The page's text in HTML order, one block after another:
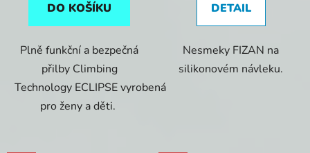
DO KOŠÍKU
Plně funkční a bezpečná
přilby Climbing
Technology ECLIPSE vyrobená
pro ženy a děti.
DETAIL
Nesmeky FIZAN na
silikonovém návleku.